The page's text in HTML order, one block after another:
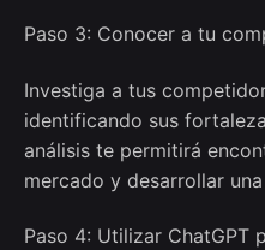
Paso 3: Conocer a tu
Investiga a tus
identificando sus
análisis te permitirá
mercado y desarrollar
Paso 4: Utilizar ChatGPT